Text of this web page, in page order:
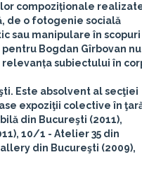
compoziționale
de o fotogenie socială
sau manipulare în scopuri
Bogdan Gîrbovan nu
relevanța subiectului în
Este absolvent al secţiei
expoziţii colective în
din Bucureşti (2011),
10/1 - Atelier 35 din
din Bucureşti (2009),